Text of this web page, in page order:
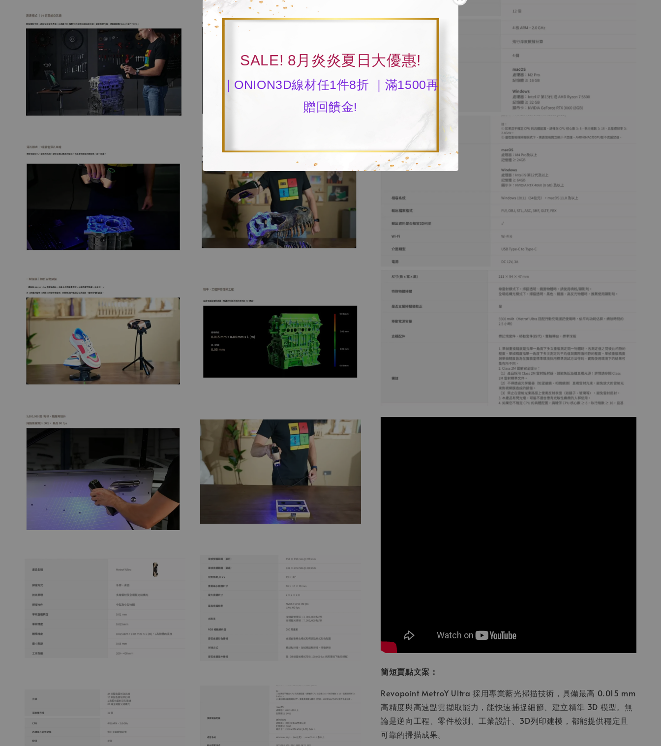
SALE! 8月炎炎夏日大優惠!
｜ONION3D線材任1件8折 ｜滿1500再
贈回饋金!
簡短賣點文案：
Revopoint MetroY Ultra 採用專業藍光掃描技術，具備最高 0.015 mm
高精度與高速點雲擷取能力，能快速捕捉細節、建立精準 3D 模型。無
論是逆向工程、零件檢測、工業設計、3D列印建模，都能提供穩定且
可靠的掃描成果。